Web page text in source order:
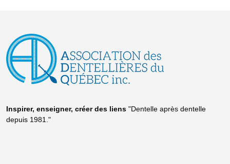
Inspirer, enseigner, créer des liens "Dentelle après dentelle
depuis 1981."